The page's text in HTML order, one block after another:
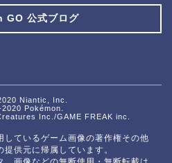
GO 公式ブログ
Niantic, Inc.
Pokémon.
Inc./GAME FREAK inc.
しているゲーム画像の著作権その他
供元に帰属しています。